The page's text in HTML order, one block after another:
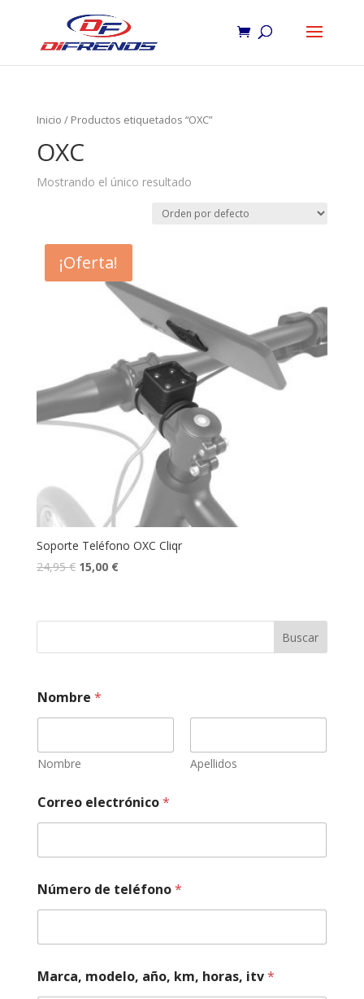
Inicio / Productos etiquetados “OXC”
OXC
Mostrando el único resultado
¡Oferta!
Soporte Teléfono OXC Cliqr
24,95€ 15,00 €
Buscar
Nombre *
Nombre Apellidos
Correo electrónico*
l
N
m
r
e
Número de teléfono*
Marca, modelo, año, km, horas, itv*